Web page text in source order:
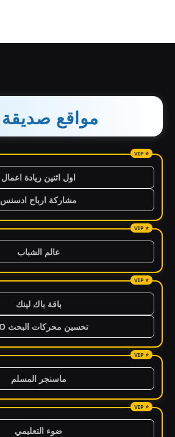
مواقع صديقة
اول اثنين ريادة اعمال
مشاركة ارباح ادسنس
عالم الشباب
باقة باك لينك
تحسين محركات البحث SEO
ماسنجر المسلم
ضوء التعليمي